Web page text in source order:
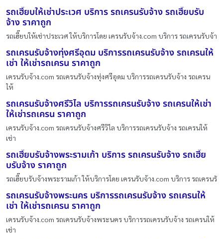
รถเฮี๊ยบให้เช่าประเวศ บริการ รถเครนรับจ้าง รถเฮี๊ยบรับ
จ้าง ราคาถูก
รถเฮี๊ยบให้เช่าประเวศ ให้บริการโดย เครนรับจ้าง.com บริการ รถเครนรับจ้า
รถเครนรับจ้างทุ่งศรีอุดม บริการรถเครนรับจ้าง รถเครนให้
เช่า ให้เช่ารถเครน ราคาถูก
เครนรับจ้าง.com รถเครนรับจ้างทุ่งศรีอุดม บริการรถเครนรับจ้าง รถเครน
ให้
รถเครนรับจ้างศรีวิไล บริการรถเครนรับจ้าง รถเครนให้เช่า
ให้เช่ารถเครน ราคาถูก
เครนรับจ้าง.com รถเครนรับจ้างศรีวิไล บริการรถเครนรับจ้าง รถเครนให้
เช่า
รถเฮี๊ยบรับจ้างพระรามเก้า บริการ รถเครนรับจ้าง รถเฮี๊ย
บรับจ้าง ราคาถูก
รถเฮี๊ยบรับจ้างพระรามเก้า ให้บริการโดย เครนรับจ้าง.com บริการ รถเครนรั
รถเครนรับจ้างพระนคร บริการรถเครนรับจ้าง รถเครนให้
เช่า ให้เช่ารถเครน ราคาถูก
เครนรับจ้าง.com รถเครนรับจ้างพระนคร บริการรถเครนรับจ้าง รถเครนให้
เช่า